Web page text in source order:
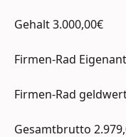
Gehalt 3.000,00€
Firmen-Rad
Firmen-Rad
Gesamtbrutto